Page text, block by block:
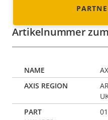
Artikelnummer